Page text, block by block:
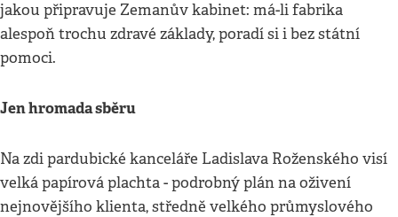
jakou připravuje Zemanův kabinet: má-li fabrika
alespoň trochu zdravé základy, poradí si i bez státní
pomoci.
Jen hromada sběru
Na zdi pardubické kanceláře Ladislava Roženského visí
velká papírová plachta - podrobný plán na oživení
nejnovějšího klienta, středně velkého průmyslového